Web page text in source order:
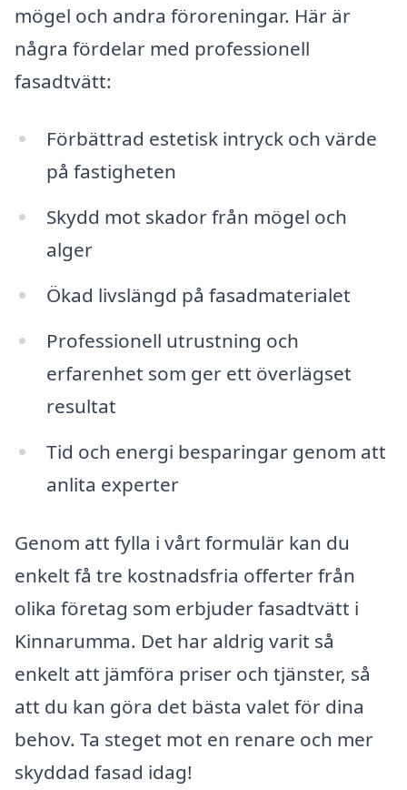
mögel och andra föroreningar. Här är
några fördelar med professionell
fasadtvätt:
Förbättrad estetisk intryck och värde
på fastigheten
Skydd mot skador från mögel och
alger
Ökad livslängd på fasadmaterialet
Professionell utrustning och
erfarenhet som ger ett överlägset
resultat
Tid och energi besparingar genom att
anlita experter
Genom att fylla i vårt formulär kan du
enkelt få tre kostnadsfria offerter från
olika företag som erbjuder fasadtvätt i
Kinnarumma. Det har aldrig varit så
enkelt att jämföra priser och tjänster, så
att du kan göra det bästa valet för dina
behov. Ta steget mot en renare och mer
skyddad fasad idag!